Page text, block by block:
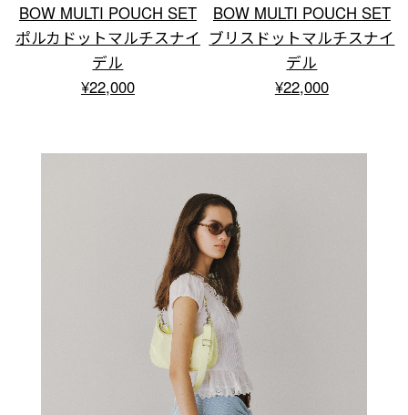
BOW MULTI POUCH SET
ポルカドットマルチスナイ
デル
¥22,000
BOW MULTI POUCH SET
ブリスドットマルチスナイ
デル
¥22,000